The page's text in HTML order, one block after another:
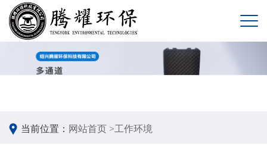
当前位置： 网站首页 >工作环境